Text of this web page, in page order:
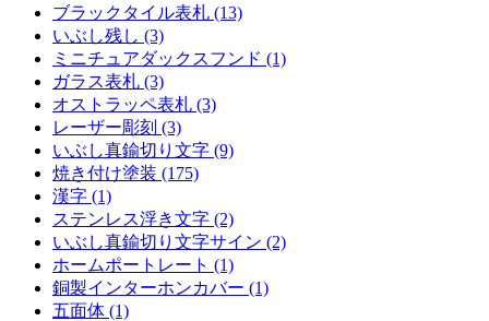
ブラックタイル表札 (13)
いぶし残し (3)
ミニチュアダックスフンド (1)
ガラス表札 (3)
オストラッペ表札 (3)
レーザー彫刻 (3)
いぶし真鍮切り文字 (9)
焼き付け塗装 (175)
漢字 (1)
ステンレス浮き文字 (2)
いぶし真鍮切り文字サイン (2)
ホームポートレート (1)
銅製インターホンカバー (1)
五面体 (1)